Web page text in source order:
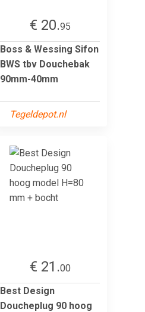
€ 20.95
Boss & Wessing Sifon
BWS tbv Douchebak
90mm-40mm
Tegeldepot.nl
€ 21.00
Best Design
Doucheplug 90 hoog